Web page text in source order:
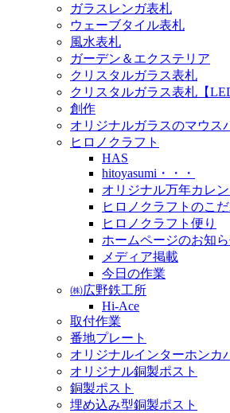
ガラスレンガ表札
ウェーブタイル表札
風水表札
ガーデン＆エクステリア
クリスタルガラス表札
クリスタルガラス表札【
創作
オリジナルガラスのマウス
ヒロノクラフト
HAS
hitoyasumi・・・
オリジナル万年カレ
ヒロノクラフトのこだ
ヒロノクラフト便り
ホームページのお知
メディア掲載
今日の作業
㈱広野鉄工所
Hi-Ace
取付作業
番地プレート
オリジナルインターホンカ
オリジナル銅製ポスト
銅製ポスト
埋め込み型銅製ポスト